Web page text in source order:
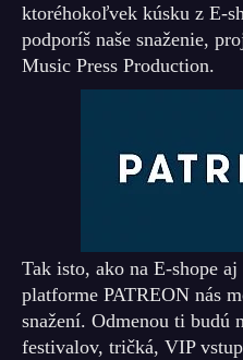
ktoréhokoľvek kúsku z E-
podporíš naše snaženie,
Music Press Production.
Tak isto, ako na E-shope
platforme PATREON nás
snažení. Odmenou ti budú
festivalov, tričká, VIP